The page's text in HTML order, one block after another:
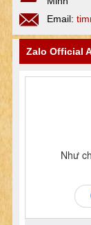
Email:
Zalo Official